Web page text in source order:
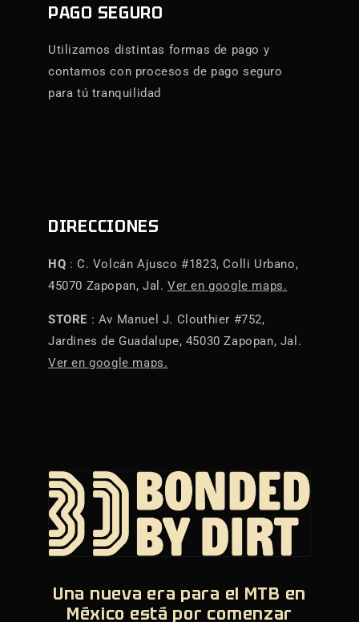
PAGO SEGURO
Utilizamos distintas formas de pago y
contamos con procesos de pago seguro
para tú tranquilidad
DIRECCIONES
HQ : C. Volcán Ajusco #1823, Colli Urbano,
45070 Zapopan, Jal. Ver en google maps.
STORE : Av Manuel J. Clouthier #752,
Jardines de Guadalupe, 45030 Zapopan, Jal.
Ver en google maps.
Una nueva era para el MTB en
México está por comenzar